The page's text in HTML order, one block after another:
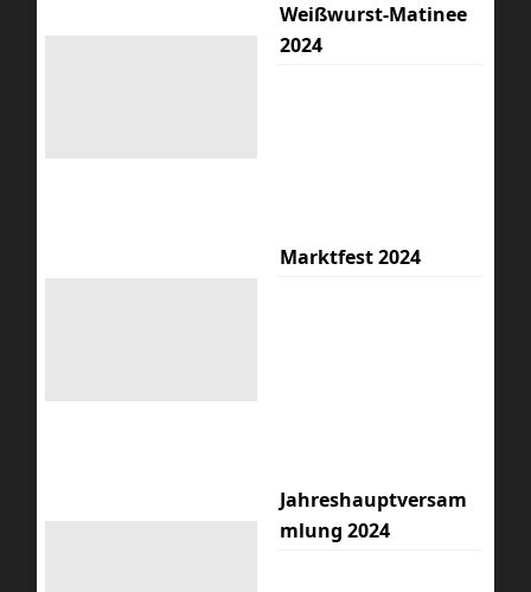
Weißwurst-Matinee
2024
Marktfest 2024
Jahreshauptversam
mlung 2024